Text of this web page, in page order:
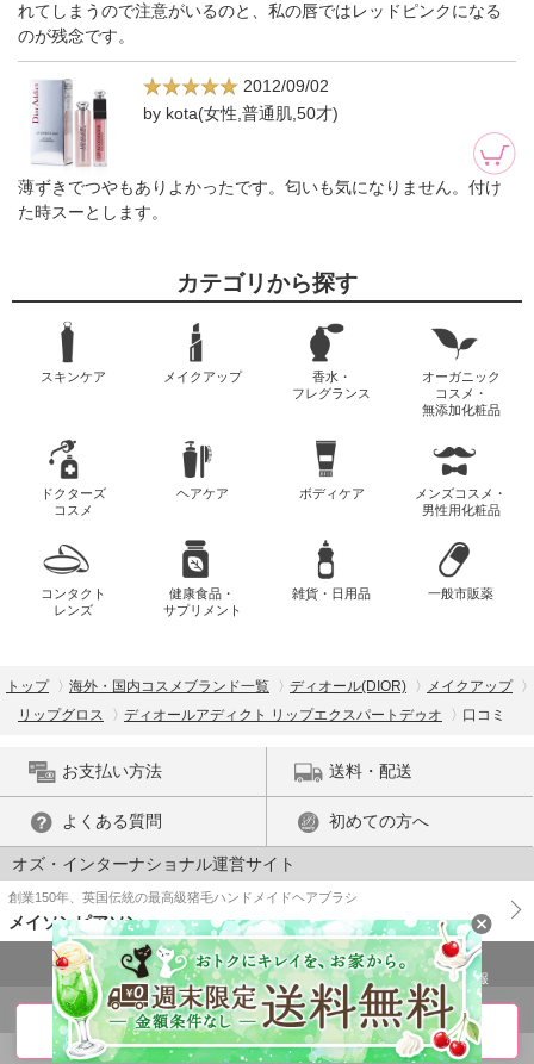
れてしまうので注意がいるのと、私の唇ではレッドピンクになる
のが残念です。
2012/09/02
by kota(女性,普通肌,50才)
薄ずきでつやもありよかったです。匂いも気になりません。付け
た時スーとします。
商品詳細を見る
カテゴリから探す
スキンケア メイクアップ
香水・
フレグランス
オーガニック
コスメ・
無添加化粧品
ドクターズ
コスメ
ヘアケア ボディケア
メンズコスメ・
男性用化粧品
コンタクト
レンズ
健康食品・
サプリメント
雑貨・日用品 一般市販薬
トップ 海外・国内コスメブランド一覧 ディオール(DIOR)
メイクアップ
リップグロス
ディオールアディクト リップエクスパートデゥオ 口コミ
お支払い方法 送料・配送
よくある質問 初めての方へ
オズ・インターナショナル運営サイト
創業150年、英国伝統の最高級猪毛ハンドメイドヘアブラシ
メイソンピアソン
特商法に基づく表示 プライバシーポリシー
医薬品販売許可証の情報
ご利用規約
PC版で表示
© OZ International Inc.